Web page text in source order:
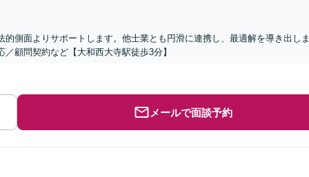
側面よりサポートします。他士業とも円滑に連携し、最適解を導き出しま
顧問契約など【大和西大寺駅徒歩3分】
メールで面談予約